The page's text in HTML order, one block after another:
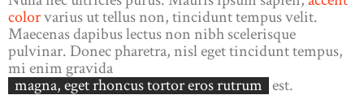
colorvarius ut tellus non, tincidunt tempus velit.
Maecenas dapibus lectus non nibh scelerisque
pulvinar. Donec pharetra, nisl eget tincidunt tempus,
mi enim gravida
magna, eget rhoncus tortor eros rutrum est.